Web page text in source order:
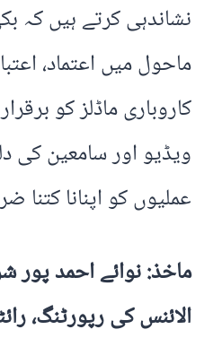
نشاندہی کرتے ہیں کہ
ماحول میں اعتماد،
کاروباری ماڈلز کو
ویڈیو اور سامعین
عملیوں کو اپنانا کتنا
ماخذ: نوائے احمد
الائنس کی رپورٹنگ،